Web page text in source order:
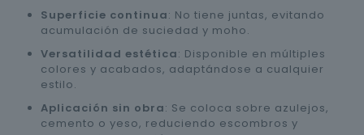
Superficie continua: No tiene juntas, evitando
acumulación de suciedad y moho.
Versatilidad estética: Disponible en múltiples
colores y acabados, adaptándose a cualquier
estilo.
Aplicación sin obra: Se coloca sobre azulejos,
cemento o yeso, reduciendo escombros y